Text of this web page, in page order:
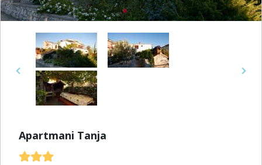
Previous Next
Apartmani Tanja